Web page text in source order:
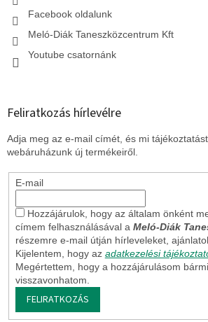
Facebook oldalunk
Meló-Diák Taneszközcentrum Kft
Youtube csatornánk
Feliratkozás hírlevélre
Adja meg az e-mail címét, és mi
webáruházunk új termékeiről.
E-mail
Hozzájárulok, hogy az általam önként
címem felhasználásával a Meló-Diák
részemre e-mail útján hírleveleket,
Kijelentem, hogy az adatkezelési
Megértettem, hogy a hozzájárulásom
visszavonhatom.
FELIRATKOZÁS